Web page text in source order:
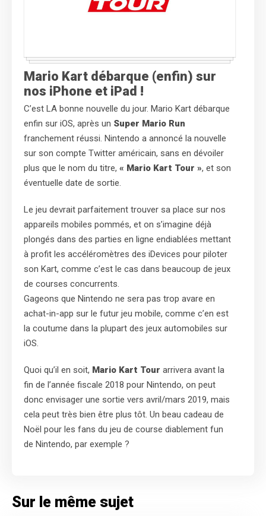
Mario Kart débarque (enfin) sur
nos iPhone et iPad !
C’est LA bonne nouvelle du jour. Mario Kart débarque
enfin sur iOS, après un Super Mario Run
franchement réussi. Nintendo a annoncé la nouvelle
sur son compte Twitter américain, sans en dévoiler
plus que le nom du titre, « Mario Kart Tour », et son
éventuelle date de sortie.
Le jeu devrait parfaitement trouver sa place sur nos
appareils mobiles pommés, et on s’imagine déjà
plongés dans des parties en ligne endiablées mettant
à profit les accéléromètres des iDevices pour piloter
son Kart, comme c’est le cas dans beaucoup de jeux
de courses concurrents.
Gageons que Nintendo ne sera pas trop avare en
achat-in-app sur le futur jeu mobile, comme c’en est
la coutume dans la plupart des jeux automobiles sur
iOS.
Quoi qu’il en soit, Mario Kart Tour arrivera avant la
fin de l’année fiscale 2018 pour Nintendo, on peut
donc envisager une sortie vers avril/mars 2019, mais
cela peut très bien être plus tôt. Un beau cadeau de
Noël pour les fans du jeu de course diablement fun
de Nintendo, par exemple ?
Sur le même sujet